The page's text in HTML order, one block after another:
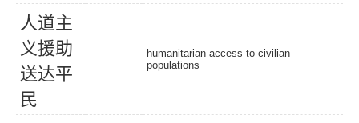
人道主
义援助
送达平
民
humanitarian access to civilian
populations